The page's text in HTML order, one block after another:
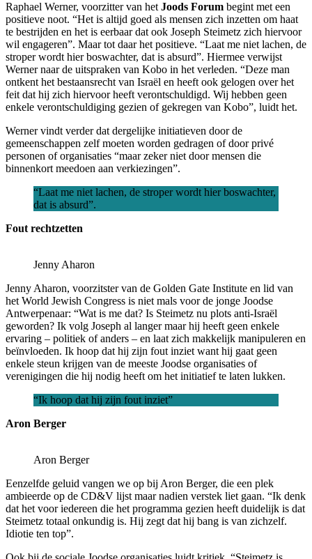
Raphael Werner, voorzitter van het Joods Forum begint met een
positieve noot. “Het is altijd goed als mensen zich inzetten om haat
te bestrijden en het is eerbaar dat ook Joseph Steimetz zich hiervoor
wil engageren”. Maar tot daar het positieve. “Laat me niet lachen, de
stroper wordt hier boswachter, dat is absurd”. Hiermee verwijst
Werner naar de uitspraken van Kobo in het verleden. “Deze man
ontkent het bestaansrecht van Israël en heeft ook gelogen over het
feit dat hij zich hiervoor heeft verontschuldigd. Wij hebben geen
enkele verontschuldiging gezien of gekregen van Kobo”, luidt het.
Werner vindt verder dat dergelijke initiatieven door de
gemeenschappen zelf moeten worden gedragen of door privé
personen of organisaties “maar zeker niet door mensen die
binnenkort meedoen aan verkiezingen”.
“Laat me niet lachen, de stroper wordt hier boswachter,
dat is absurd”.
Fout rechtzetten
Jenny Aharon
Jenny Aharon, voorzitster van de Golden Gate Institute en lid van
het World Jewish Congress is niet mals voor de jonge Joodse
Antwerpenaar: “Wat is me dat? Is Steimetz nu plots anti-Israël
geworden? Ik volg Joseph al langer maar hij heeft geen enkele
ervaring – politiek of anders – en laat zich makkelijk manipuleren en
beïnvloeden. Ik hoop dat hij zijn fout inziet want hij gaat geen
enkele steun krijgen van de meeste Joodse organisaties of
verenigingen die hij nodig heeft om het initiatief te laten lukken.
“Ik hoop dat hij zijn fout inziet”
Aron Berger
Aron Berger
Eenzelfde geluid vangen we op bij Aron Berger, die een plek
ambieerde op de CD&V lijst maar nadien verstek liet gaan. “Ik denk
dat het voor iedereen die het programma gezien heeft duidelijk is dat
Steimetz totaal onkundig is. Hij zegt dat hij bang is van zichzelf.
Idiotie ten top”.